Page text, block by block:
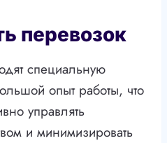
перевозок
специальную
опыт работы, что
управлять
и минимизировать